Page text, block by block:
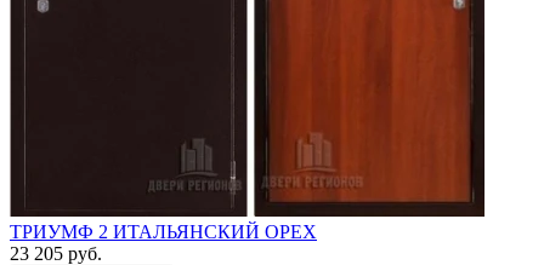
ТРИУМФ 2 ИТАЛЬЯНСКИЙ ОРЕХ
23 205 руб.